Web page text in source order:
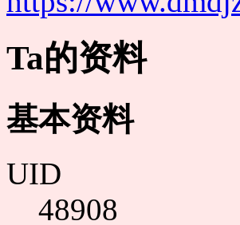
Ta的资料
基本资料
UID
48908